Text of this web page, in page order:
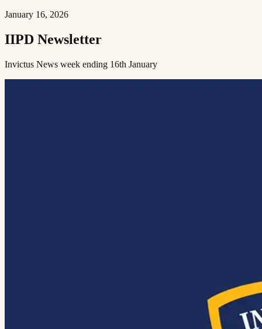
January 16, 2026
IIPD Newsletter​​​​‌ ‍ ​‍​‍‌‍ ‌ ​‍‌‍‍‌‌‍‌ ‌‍‍‌‌‍ ‍​‍​‍​ ‍‍​‍​‍‌ ​ ‌‍​‌‌‍ ‍‌‍‍‌‌ ‌​‌ ‍‌​‍ ‍‌‍‍‌‌‍ ​‍​‍​‍ ​​‍​‍‌‍‍​‌ ​‍‌‍‌‌‌‍‌‍​‍​‍​ ‍‍​‍​‍​‍ ‌ ​ ‌ ‌​‌ ‌‌‌‍‌​‌‍‍‌‌‍ ​‍ ‌‍‍‌‌‍ ‍‌ ‌​‌‍‌‌‌‍ ‍‌ ‌​​‍ ‌‍‌‌‌‍‌​‌‍‍‌‌ ‌​​‍ ‌‍ ‌‌‍ ‌‍‌​‌‍‌‌​ ‌‌ ​​‌ ​‍‌‍‌‌‌ ​ ‌‍‌‌‌‍ ‍‌ ‌​‌‍​‌‌ ‌​‌‍‍‌‌‍ ‌‍ ‍​ ‍ ‌‍‍‌‌‍‌​​ ‌​ ​ ​ ​‍​ ‍​​ ​ ‌‍​‍​ ​‌‌‍‌‍​ ‍‌​‍ ‌‌‍​ ​ ​​‌‍‌‌‌‍‌‌​‍ ‌​ ‌​‌‍​‌‌‍​‍‌‍​‍​‍ ‌​ ‍‌‌‍​‌​ ​​‌‍​ ​‍ ‌​ ​​​ ‌‍​ ​‍​ ​‍‌‍‌‍​ ‍‌​ ‌‌‌‍​‍​ ​‌‌‍‌​​ ​‍​ ‌‍​ ‍ ‌ ‌​‌ ‍‌‌ ​​‌‍‌‌​ ‌‌‍ ‍‌‍‌‌‌ ‌ ‌ ​ ​ ‍ ‌ ​​‌‍​‌‌ ‌​‌‍‍​​ ‌‌ ‌​‌‍‍‌‌ ‌​‌‍ ​‌‍‌‌​ ‌‍​‍‌‍​‌‌ ​ ‌‍‌‌‌‌‌‌‌ ​‍‌‍ ​​ ‌​‍‌‌​ ​‍‌​‌‍‌ ​ ‌ ‌​‌ ‌‌‌‍‌​‌‍‍‌‌‍ ​‍‌‍‌‍‍‌‌‍‌​​ ‌​ ​ ​ ​‍​ ‍​​ ​ ‌‍​‍​ ​‌‌‍‌‍​ ‍‌​‍ ‌‌‍​ ​ ​​‌‍‌‌‌‍‌‌​‍ ‌​ ‌​‌‍​‌‌‍​‍‌‍​‍​‍ ‌​ ‍‌‌‍​‌​ ​​‌‍​ ​‍ ‌​ ​​​ ‌‍​ ​‍​ ​‍‌‍‌‍​ ‍‌​ ‌‌‌‍​‍​ ​‌‌‍‌​​ ​‍​ ‌‍​‍‌‍‌ ‌​‌ ‍‌‌ ​​‌‍‌‌​ ‌‌‍ ‍‌‍‌‌‌ ‌ ‌ ​ ​‍‌‍‌ ​​‌‍​‌‌ ‌​‌‍‍​​ ‌‌ ‌​‌‍‍‌‌ ‌​‌‍ ​‌‍‌‌​‍‌‍‌ ​​‌‍‌‌‌ ​‍‌ ​ ‌ ​​‌‍‌‌‌‍​ ‌ ‌​‌‍‍‌‌ ‌‍‌‍‌‌​ ‌‌ ​​‌ ‌‌‌‍​‍‌‍ ​‌‍‍‌‌ ​ ‌‍‍​‌‍‌‌‌‍‌​​‍​‍‌ ‌
Invictus News week ending 16th January​​​​‌ ‍ ​‍​‍‌‍ ‌ ​‍‌‍‍‌‌‍‌ ‌‍‍‌‌‍ ‍​‍​‍​ ‍‍​‍​‍‌ ​ ‌‍​‌‌‍ ‍‌‍‍‌‌ ‌​‌ ‍‌​‍ ‍‌‍‍‌‌‍ ​‍​‍​‍ ​​‍​‍‌‍‍​‌ ​‍‌‍‌‌‌‍‌‍​‍​‍​ ‍‍​‍​‍​‍ ‌ ​ ‌ ‌​‌ ‌‌‌‍‌​‌‍‍‌‌‍ ​‍ ‌‍‍‌‌‍ ‍‌ ‌​‌‍‌‌‌‍ ‍‌ ‌​​‍ ‌‍‌‌‌‍‌​‌‍‍‌‌ ‌​​‍ ‌‍ ‌‌‍ ‌‍‌​‌‍‌‌​ ‌‌ ​​‌ ​‍‌‍‌‌‌ ​ ‌‍‌‌‌‍ ‍‌ ‌​‌‍​‌‌ ‌​‌‍‍‌‌‍ ‌‍ ‍​ ‍ ‌‍‍‌‌‍‌​​ ‌​ ​ ​ ​‍​ ‍​​ ​ ‌‍​‍​ ​‌‌‍‌‍​ ‍‌​‍ ‌‌‍​ ​ ​​‌‍‌‌‌‍‌‌​‍ ‌​ ‌​‌‍​‌‌‍​‍‌‍​‍​‍ ‌​ ‍‌‌‍​‌​ ​​‌‍​ ​‍ ‌​ ​​​ ‌‍​ ​‍​ ​‍‌‍‌‍​ ‍‌​ ‌‌‌‍​‍​ ​‌‌‍‌​​ ​‍​ ‌‍​ ‍ ‌ ‌​‌ ‍‌‌ ​​‌‍‌‌​ ‌‌‍ ‍‌‍‌‌‌ ‌ ‌ ​ ​ ‍ ‌ ​​‌‍​‌‌ ‌​‌‍‍​​ ‌‌‍‌​‌‍‌‌‌ ​ ‌‍​ ‌ ​‍‌‍‍‌‌ ​​‌ ‌​‌‍‍‌‌‍ ‌‍ ‍​ ‌‍​‍‌‍​‌‌ ​ ‌‍‌‌‌‌‌‌‌ ​‍‌‍ ​​ ‌​‍‌‌​ ​‍‌​‌‍‌ ​ ‌ ‌​‌ ‌‌‌‍‌​‌‍‍‌‌‍ ​‍‌‍‌‍‍‌‌‍‌​​ ‌​ ​ ​ ​‍​ ‍​​ ​ ‌‍​‍​ ​‌‌‍‌‍​ ‍‌​‍ ‌‌‍​ ​ ​​‌‍‌‌‌‍‌‌​‍ ‌​ ‌​‌‍​‌‌‍​‍‌‍​‍​‍ ‌​ ‍‌‌‍​‌​ ​​‌‍​ ​‍ ‌​ ​​​ ‌‍​ ​‍​ ​‍‌‍‌‍​ ‍‌​ ‌‌‌‍​‍​ ​‌‌‍‌​​ ​‍​ ‌‍​‍‌‍‌ ‌​‌ ‍‌‌ ​​‌‍‌‌​ ‌‌‍ ‍‌‍‌‌‌ ‌ ‌ ​ ​‍‌‍‌ ​​‌‍​‌‌ ‌​‌‍‍​​ ‌‌‍‌​‌‍‌‌‌ ​ ‌‍​ ‌ ​‍‌‍‍‌‌ ​​‌ ‌​‌‍‍‌‌‍ ‌‍ ‍​‍‌‍‌ ​​‌‍‌‌‌ ​‍‌ ​ ‌ ​​‌‍‌‌‌‍​ ‌ ‌​‌‍‍‌‌ ‌‍‌‍‌‌​ ‌‌ ​​‌ ‌‌‌‍​‍‌‍ ​‌‍‍‌‌ ​ ‌‍‍​‌‍‌‌‌‍‌​​‍​‍‌ ‌